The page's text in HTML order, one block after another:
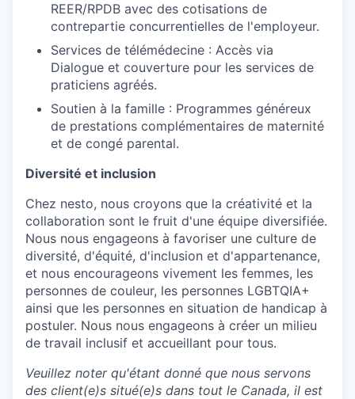
REER/RPDB avec des cotisations de
contrepartie concurrentielles de l'employeur.
Services de télémédecine : Accès via
Dialogue et couverture pour les services de
praticiens agréés.
Soutien à la famille : Programmes généreux
de prestations complémentaires de maternité
et de congé parental.
Diversité et inclusion
Chez nesto, nous croyons que la créativité et la
collaboration sont le fruit d'une équipe diversifiée.
Nous nous engageons à favoriser une culture de
diversité, d'équité, d'inclusion et d'appartenance,
et nous encourageons vivement les femmes, les
personnes de couleur, les personnes LGBTQIA+
ainsi que les personnes en situation de handicap à
postuler. Nous nous engageons à créer un milieu
de travail inclusif et accueillant pour tous.
Veuillez noter qu'étant donné que nous servons
des client(e)s situé(e)s dans tout le Canada, il est